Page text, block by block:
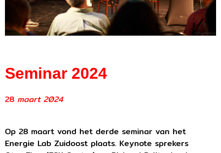
Seminar 2024
28 maart 2024
Op 28 maart vond het derde seminar van het
Energie Lab Zuidoost plaats. Keynote sprekers